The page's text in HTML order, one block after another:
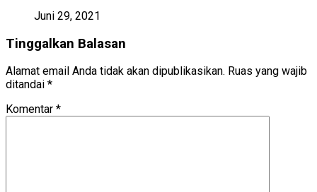
Juni 29, 2021
Tinggalkan Balasan
Alamat email Anda tidak akan dipublikasikan. Ruas yang wajib
ditandai *
Komentar *